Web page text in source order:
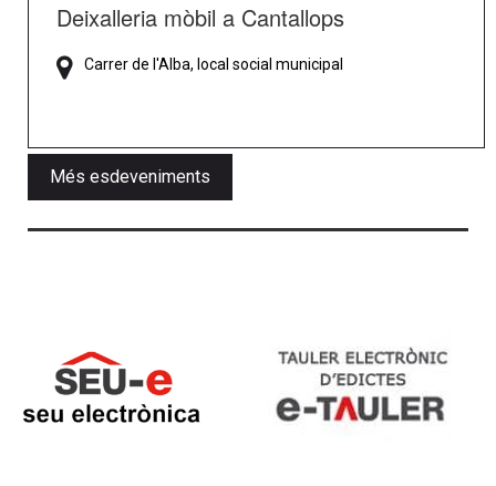
Deixalleria mòbil a Cantallops
Carrer de l'Alba, local social municipal
Més esdeveniments